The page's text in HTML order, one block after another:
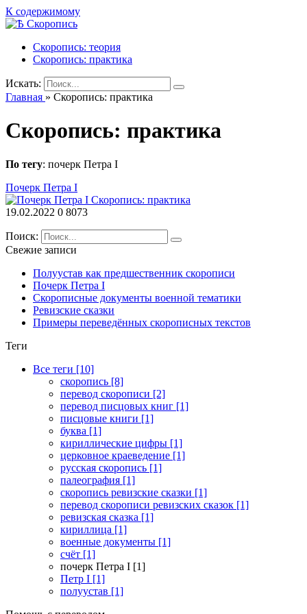
К содержимому
Скоропись: теория
Скоропись: практика
Искать:
Главная » Скоропись: практика
Скоропись: практика
По тегу: почерк Петра I
Почерк Петра I
Скоропись: практика
19.02.2022 0 8073
Поиск:
Свежие записи
Полуустав как предшественник скорописи
Почерк Петра I
Скорописные документы военной тематики
Ревизские сказки
Примеры переведённых скорописных текстов
Теги
Все теги [10]
скоропись [8]
перевод скорописи [2]
перевод писцовых книг [1]
писцовые книги [1]
буква [1]
кириллические цифры [1]
церковное краеведение [1]
русская скоропись [1]
палеография [1]
скоропись ревизские сказки [1]
перевод скорописи ревизских сказок [1]
ревизская сказка [1]
кириллица [1]
военные документы [1]
счёт [1]
почерк Петра I [1]
Петр I [1]
полуустав [1]